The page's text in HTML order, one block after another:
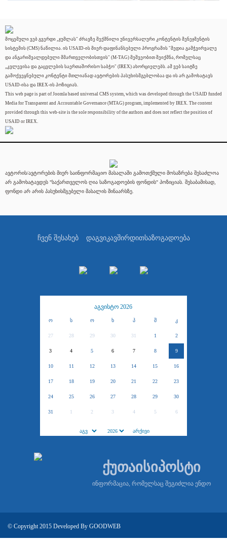
მოცემული ვებ გვერდი „ჯუმლას" ძრავზე შექმნილი უნივერსალური კონტენტის მენეჯმენტის
სისტემის (CMS) ნაწილია. ის USAID-ის მიერ დაფინანსებული პროგრამის "მედია გამჭვირვალე
და ანგარიშვალდებული მმართველობისთვის" (M-TAG) მეშვეობით შეიქმნა, რომელსაც
„კვლევისა და გაცვლების საერთაშორისო საბჭო" (IREX) ახორციელებს. ამ ვებ საიტზე
გამოქვეყნებული კონტენტი მთლიანად ავტორების პასუხისმგებლობაა და ის არ გამოხატავს
USAID-ისა და IREX-ის პოზიციას.
This web page is part of Joomla based universal CMS system, which was developed through the USAID funded
Media for Transparent and Accountable Governance (MTAG) program, implemented by IREX. The content
provided through this web-site is the sole responsibility of the authors and does not reflect the position of
USAID or IREX.
ავტორის/ავტორების მიერ საინფორმაციო მასალაში გამოთქმული მოსაზრება შესაძლოა
არ გამოხატავდეს "საქართველოს ღია საზოგადოების ფონდის" პოზიციას. შესაბამისად,
ფონდი არ არის პასუხისმგებელი მასალის შინაარსზე.
ჩვენ შესახებ დაგვიკავშირდითსაზოგადოება
აგვისტო 2026
ო ს ო ხ პ შ კ
27 28 29 30 31 1 2
3 4 5 6 7 8 9
10 11 12 13 14 15 16
17 18 19 20 21 22 23
24 25 26 27 28 29 30
31 1 2 3 4 5 6
ქუთაისიპოსტი
ინფორმაცია, რომელსაც შეგიძლია ენდო
© Copyright 2015 Developed By GOODWEB